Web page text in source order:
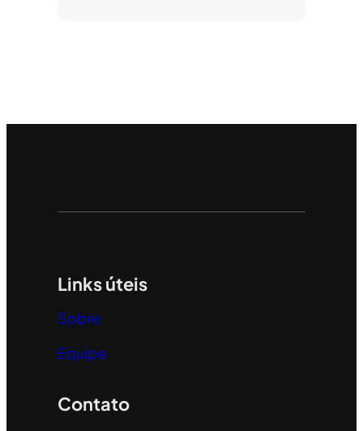
Links úteis
Sobre
Equipe
Contato